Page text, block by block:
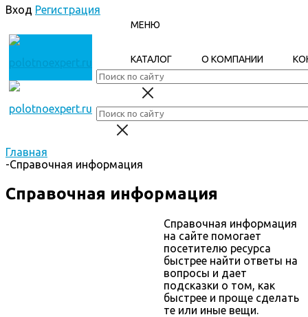
Вход Регистрация
МЕНЮ
КАТАЛОГ О КОМПАНИИ
Главная
-Справочная информация
Справочная информация
Справочная информация
на сайте помогает
посетителю ресурса
быстрее найти ответы на
вопросы и дает
подсказки о том, как
быстрее и проще сделать
те или иные вещи.